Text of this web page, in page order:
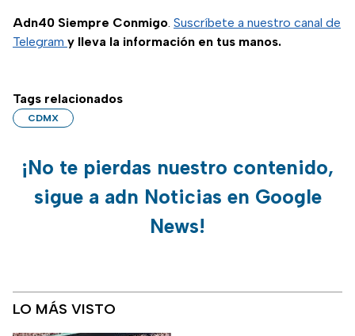
Adn40 Siempre Conmigo. Suscríbete a nuestro canal de
Telegram y lleva la información en tus manos.
Tags relacionados
CDMX
¡No te pierdas nuestro contenido,
sigue a adn Noticias en Google
News!
LO MÁS VISTO